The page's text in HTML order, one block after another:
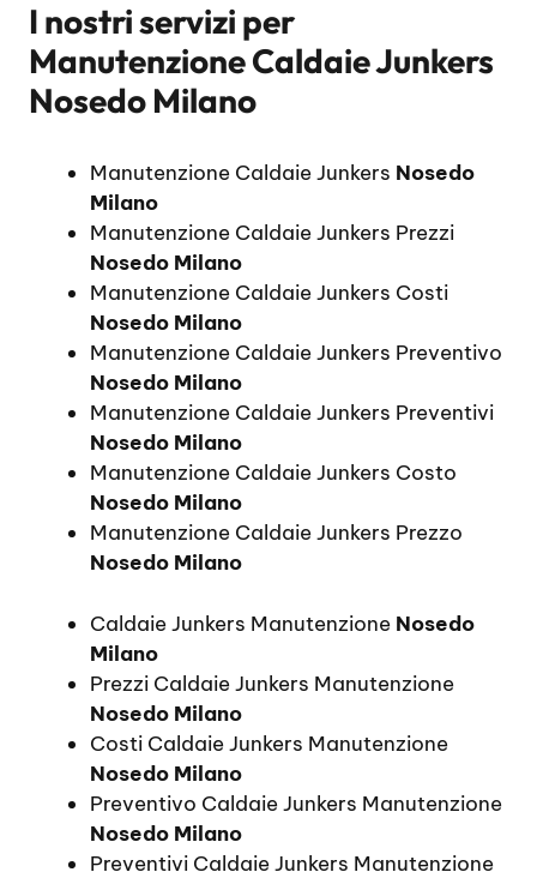
I nostri servizi per
Manutenzione Caldaie Junkers
Nosedo Milano
Manutenzione Caldaie Junkers Nosedo
Milano
Manutenzione Caldaie Junkers Prezzi
Nosedo Milano
Manutenzione Caldaie Junkers Costi
Nosedo Milano
Manutenzione Caldaie Junkers Preventivo
Nosedo Milano
Manutenzione Caldaie Junkers Preventivi
Nosedo Milano
Manutenzione Caldaie Junkers Costo
Nosedo Milano
Manutenzione Caldaie Junkers Prezzo
Nosedo Milano
Caldaie Junkers Manutenzione Nosedo
Milano
Prezzi Caldaie Junkers Manutenzione
Nosedo Milano
Costi Caldaie Junkers Manutenzione
Nosedo Milano
Preventivo Caldaie Junkers Manutenzione
Nosedo Milano
Preventivi Caldaie Junkers Manutenzione